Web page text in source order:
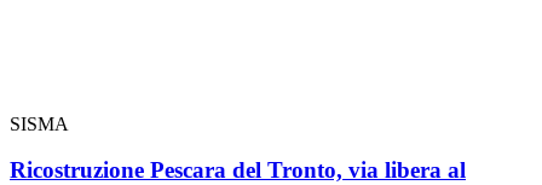
SISMA
Ricostruzione Pescara del Tronto, via libera al